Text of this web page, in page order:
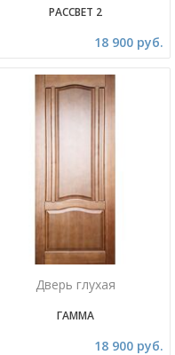
РАССВЕТ 2
18 900 руб.
Дверь глухая
ГАММА
18 900 руб.